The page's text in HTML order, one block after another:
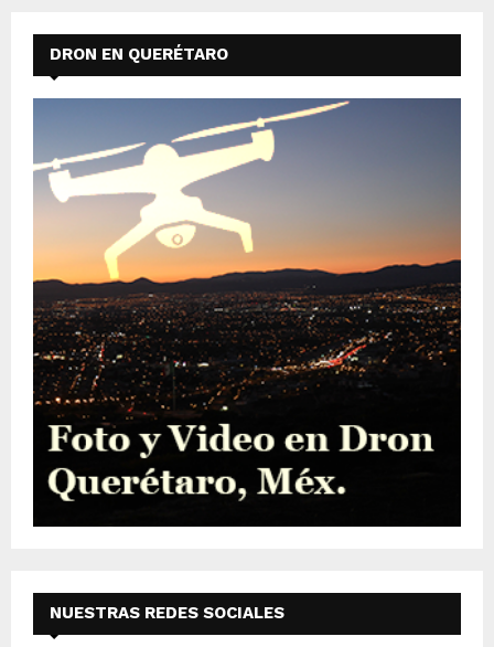
entradas
DRON EN QUERÉTARO
NUESTRAS REDES SOCIALES